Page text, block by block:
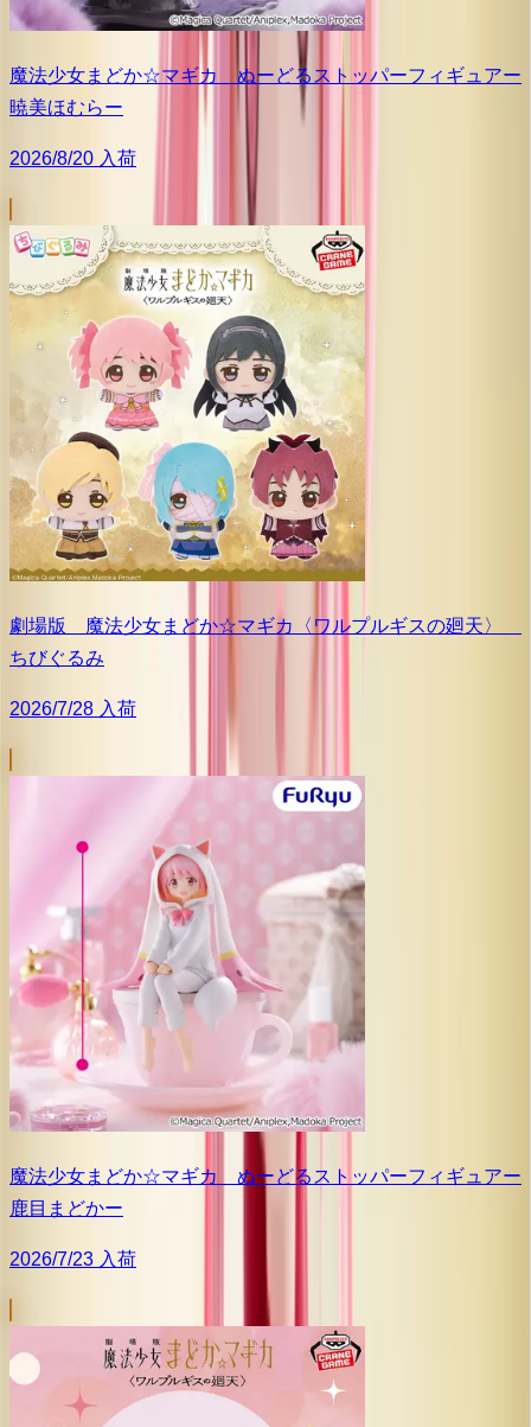
魔法少女まどか☆マギカ ぬーどるストッパーフィギュアー
暁美ほむらー
2026/8/20 入荷
劇場版 魔法少女まどか☆マギカ〈ワルプルギスの廻天〉
ちびぐるみ
2026/7/28 入荷
魔法少女まどか☆マギカ ぬーどるストッパーフィギュアー
鹿目まどかー
2026/7/23 入荷